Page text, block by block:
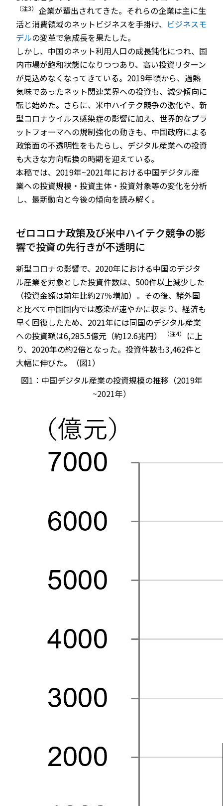
（注3） 企業が輩出されてきた。それらの企業は主に生
活と消費領域のネットビジネスを手掛け、 ビジネスモ
デルの変革で急成長を果たした。
しかし、中国のネット利用人口の成長鈍化につれ、国
内市場が飽和状態になりつつあり、高い投資リターン
が見込めなくなってきている。2019年頃から、過熱
気味であったネット関連業界への投資も、減少傾向に
転じ始めた。さらに、米中ハイテク競争の激化や、新
型コロナウイルス感染症の影響に加え、世界的なプラ
ットフォーマへの規制強化の動きも、中国政府による
政策面の不透明性をもたらし、デジタル産業への投資
も大きな方向転換の時期を迎えている。
本稿では、2019年~2021年における中国デジタル産
業への投資規模・投資主体・投資対象等の変化を分析
し、最新動向と今後の傾向を読み解く。
ゼロコロナ政策及び米中ハイテク競争の影
響で投資の先行きが不透明に
新型コロナの影響で、2020年における中国のデジタ
ル産業を対象とした投資件数は、500件以上減少した
（投資金額は前年比約27％増加）。その後、諸外国
と比べて中国国内では感染が速やかに収まり、経済も
早く回復したため、2021年には同国のデジタル産業
への投資額は6,285.5億元（約12.6兆円）
（注4）
に上
り、2020年の約2倍となった。投資件数も3,462件と
大幅に伸びた。（図1）
図1：中国デジタル産業の投資規模の推移（2019年
~2021年）